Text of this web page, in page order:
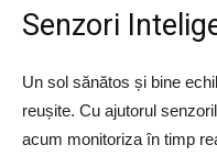
Senzori
Un sol sănătos și bine
reușite. Cu ajutorul
acum monitoriza în timp